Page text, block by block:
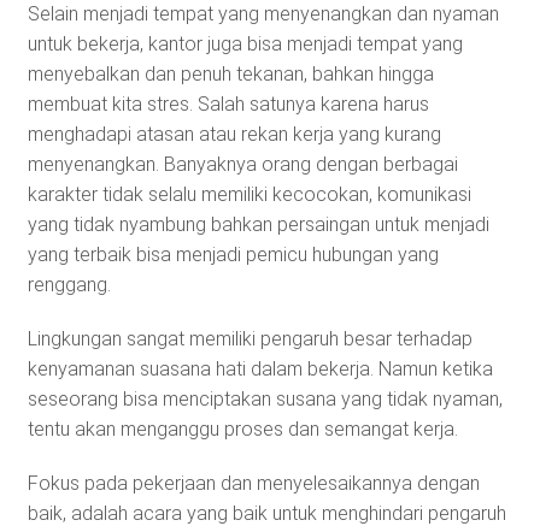
Selain menjadi tempat yang menyenangkan dan nyaman
untuk bekerja, kantor juga bisa menjadi tempat yang
menyebalkan dan penuh tekanan, bahkan hingga
membuat kita stres. Salah satunya karena harus
menghadapi atasan atau rekan kerja yang kurang
menyenangkan. Banyaknya orang dengan berbagai
karakter tidak selalu memiliki kecocokan, komunikasi
yang tidak nyambung bahkan persaingan untuk menjadi
yang terbaik bisa menjadi pemicu hubungan yang
renggang.
Lingkungan sangat memiliki pengaruh besar terhadap
kenyamanan suasana hati dalam bekerja. Namun ketika
seseorang bisa menciptakan susana yang tidak nyaman,
tentu akan menganggu proses dan semangat kerja.
Fokus pada pekerjaan dan menyelesaikannya dengan
baik, adalah acara yang baik untuk menghindari pengaruh